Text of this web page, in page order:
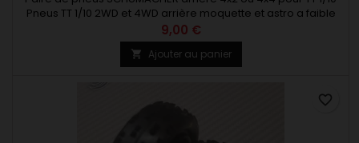
Pneus TT 1/10 2WD et 4WD arrière moquette et astro a faible
accroche gomme jaune 1 paire
9,00 €
 Ajouter au panier
favorite_border